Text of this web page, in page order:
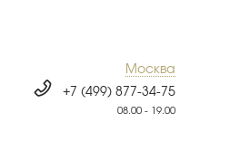
Москва
+7 (499) 877-34-75
08.00 - 19.00